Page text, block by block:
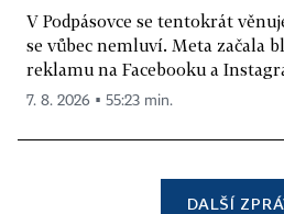
V Podpásovce se tentokrát
se vůbec nemluví. Meta začala
reklamu na Facebooku a
7. 8. 2026 ▪ 55:23 min.
DALŠÍ